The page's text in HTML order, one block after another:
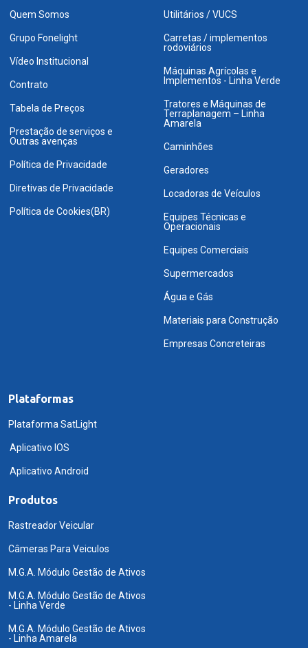
Quem Somos
Grupo Fonelight
Vídeo Institucional
Contrato
Tabela de Preços
Prestação de serviços e
Outras avenças
Política de Privacidade
Diretivas de Privacidade
Política de Cookies(BR)
Utilitários / VUCS
Carretas / implementos
rodoviários
Máquinas Agrícolas e
Implementos - Linha Verde
Tratores e Máquinas de
Terraplanagem – Linha
Amarela
Caminhões
Geradores
Locadoras de Veículos
Equipes Técnicas e
Operacionais
Equipes Comerciais
Supermercados
Água e Gás
Materiais para Construção
Empresas Concreteiras
Plataformas
Plataforma SatLight
Aplicativo IOS
Aplicativo Android
Produtos
Rastreador Veicular
Câmeras Para Veiculos
M.G.A. Módulo Gestão de Ativos
M.G.A. Módulo Gestão de Ativos
- Linha Verde
M.G.A. Módulo Gestão de Ativos
- Linha Amarela